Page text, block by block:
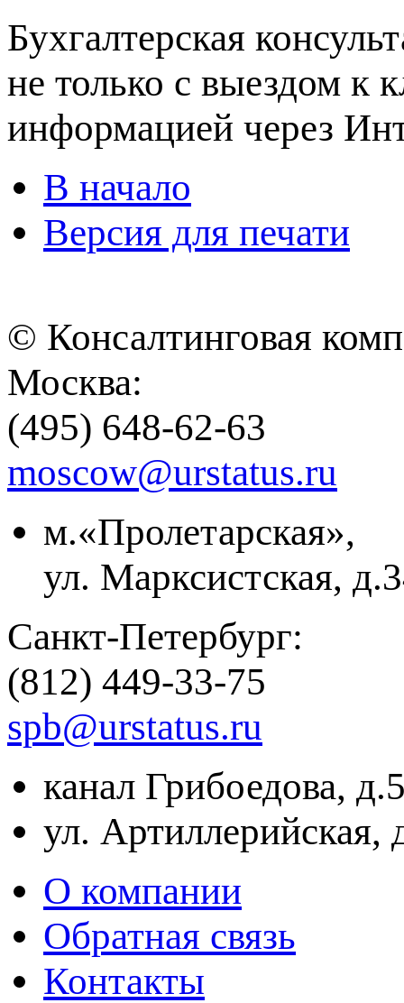
Бухгалтерская
не только с выездом к
информацией через
В начало
Версия для печати
© Консалтинговая
Москва:
(495) 648-62-63
moscow@urstatus.ru
м.«Пролетарская»,
ул. Марксистская,
Санкт-Петербург:
(812) 449-33-75
spb@urstatus.ru
канал Грибоедова,
ул. Артиллерийская,
О компании
Обратная связь
Контакты